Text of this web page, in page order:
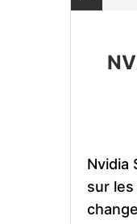
Nvidia
sur